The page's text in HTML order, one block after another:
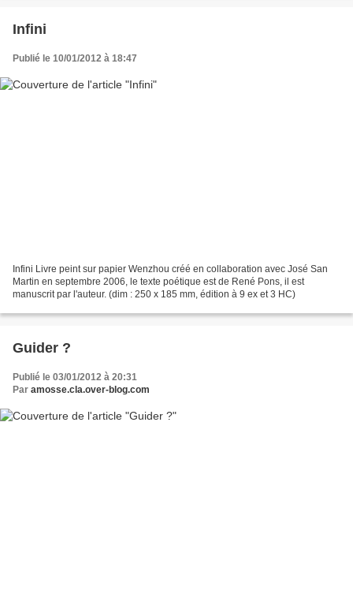
Infini
Publié le 10/01/2012 à 18:47
Infini Livre peint sur papier Wenzhou créé en collaboration avec José San
Martin en septembre 2006, le texte poétique est de René Pons, il est
manuscrit par l'auteur. (dim : 250 x 185 mm, édition à 9 ex et 3 HC)
Guider ?
Publié le 03/01/2012 à 20:31
Par amosse.cla.over-blog.com